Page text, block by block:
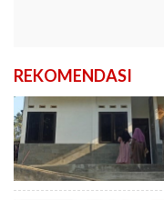
REKOMENDASI